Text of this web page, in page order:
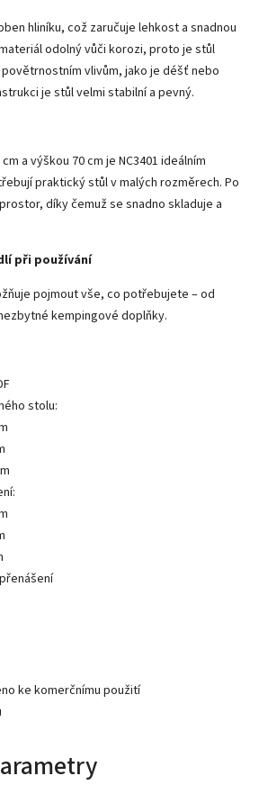
hliníku, což zaručuje lehkost a snadnou
odolný vůči korozi, proto je stůl
vlivům, jako je déšť nebo
je stůl velmi stabilní a pevný.
a výškou 70 cm je NC3401 ideálním
praktický stůl v malých rozměrech. Po
díky čemuž se snadno skladuje a
při používání
pojmout vše, co potřebujete – od
kempingové doplňky.
stolu:
ke komerčnímu použití